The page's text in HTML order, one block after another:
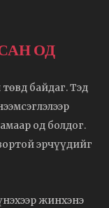
ОД
байдаг. Тэд
од болдог.
эрчүүдийг
жинхэнэ